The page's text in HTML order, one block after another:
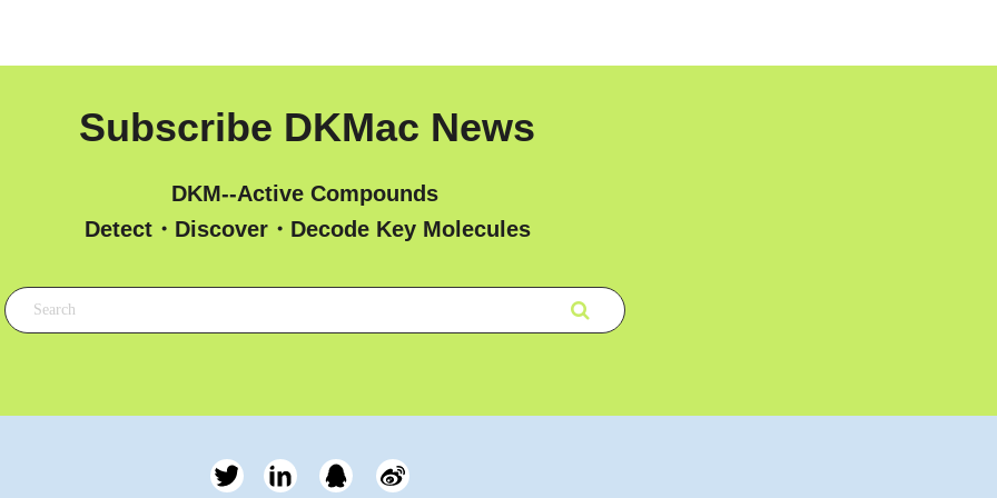
Subscribe DKMac News
DKM--Active Compounds
Detect・Discover・Decode Key Molecules